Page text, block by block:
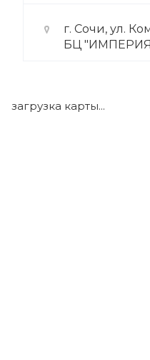
г. Сочи, ул.
БЦ
загрузка карты...